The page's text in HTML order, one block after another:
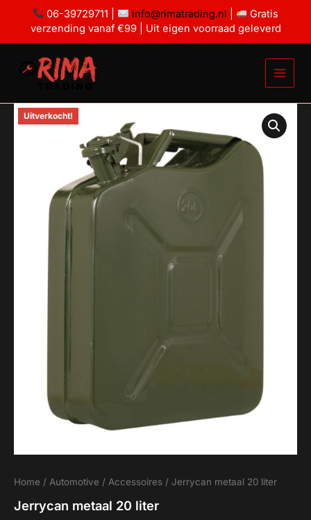
06-39729711 | info@rimatrading.nl
Gratis
verzending vanaf €99 | Uit eigen voorraad geleverd
Uitverkocht!
Home / Automotive / Accessoires / Jerrycan metaal 20 liter
Jerrycan metaal 20 liter